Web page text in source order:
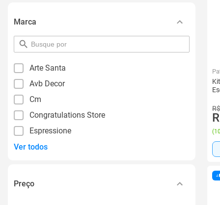
Marca
pesquisar
por
Arte Santa
Avb Decor
Cm
Congratulations Store
Espressione
Ver todos
Preço
(